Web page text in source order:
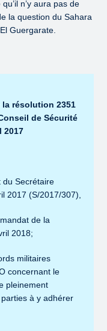
n’y aura pas de
la question du Sahara
Guergarate.
résolution 2351
de Sécurité
2017
du Secrétaire
2017 (S/2017/307),
de la
2018;
militaires
concernant le
pleinement
à y adhérer